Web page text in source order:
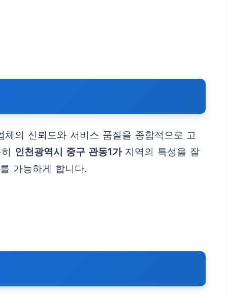
의 신뢰도와 서비스 품질을 종합적으로 고
인천광역시 중구 관동1가지역의 특성을 잘
가능하게 합니다.